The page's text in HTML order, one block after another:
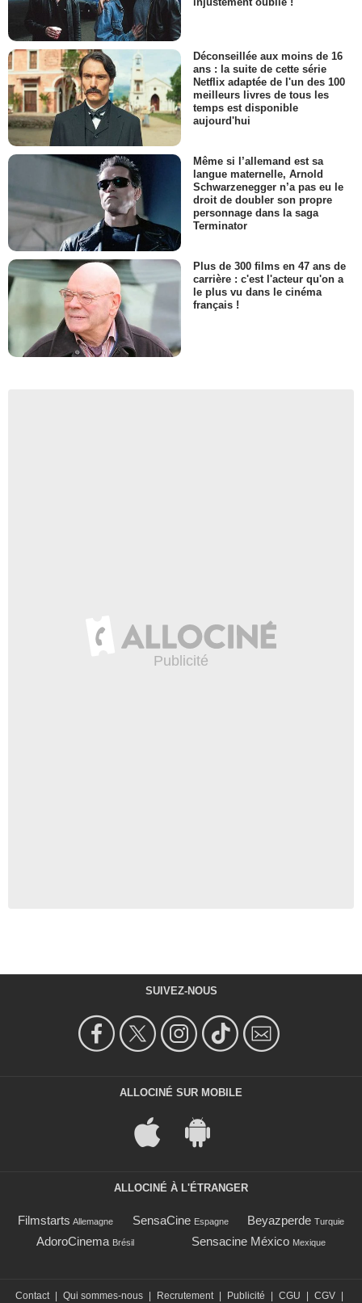
Déconseillée aux moins de 16
ans : la suite de cette série
Netflix adaptée de l'un des 100
meilleurs livres de tous les
temps est disponible
aujourd'hui
Même si l’allemand est sa
langue maternelle, Arnold
Schwarzenegger n’a pas eu le
droit de doubler son propre
personnage dans la saga
Terminator
Plus de 300 films en 47 ans de
carrière : c'est l'acteur qu'on a
le plus vu dans le cinéma
français !
SUIVEZ-NOUS
ALLOCINÉ SUR MOBILE
ALLOCINÉ À L'ÉTRANGER
Filmstarts Allemagne SensaCine Espagne Beyazperde Turquie
AdoroCinema Brésil Sensacine México Mexique
Contact | Qui sommes-nous | Recrutement | Publicité | CGU | CGV |